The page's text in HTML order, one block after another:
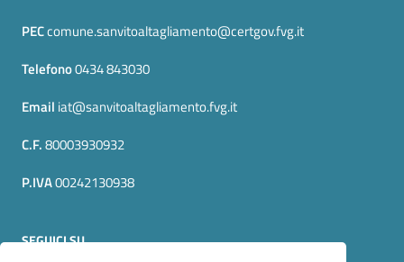
PECcomune.sanvitoaltagliamento@certgov.fvg.it
Telefono0434 843030
Email iat@sanvitoaltagliamento.fvg.it
C.F.80003930932
P.IVA00242130938
SEGUICI SU